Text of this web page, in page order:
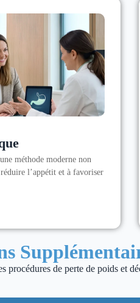
méthode moderne non
l’appétit et à favoriser
procédures de perte de poids et